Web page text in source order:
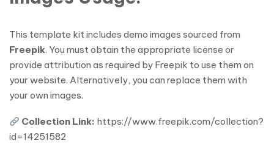
This template kit includes demo images sourced from
Freepik. You must obtain the appropriate license or
provide attribution as required by Freepik to use them on
your website. Alternatively, you can replace them with
your own images.
Collection Link: https://www.freepik.com/collection?
id=14251582